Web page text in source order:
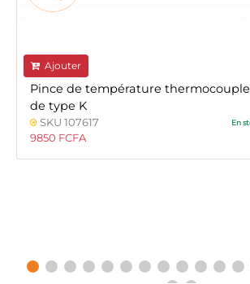
Ajouter
Pince de température thermocouple
de type K
SKU 107617 En
9850 FCFA